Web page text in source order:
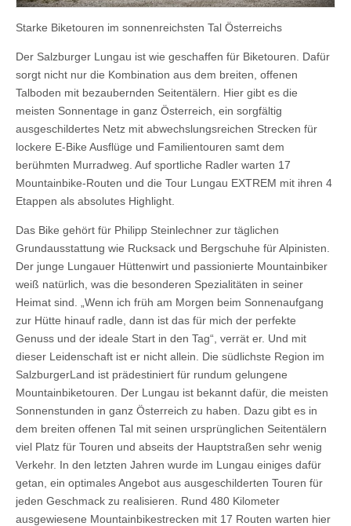
Starke Biketouren im sonnenreichsten Tal Österreichs
Der Salzburger Lungau ist wie geschaffen für Biketouren. Dafür
sorgt nicht nur die Kombination aus dem breiten, offenen
Talboden mit bezaubernden Seitentälern. Hier gibt es die
meisten Sonnentage in ganz Österreich, ein sorgfältig
ausgeschildertes Netz mit abwechslungsreichen Strecken für
lockere E-Bike Ausflüge und Familientouren samt dem
berühmten Murradweg. Auf sportliche Radler warten 17
Mountainbike-Routen und die Tour Lungau EXTREM mit ihren 4
Etappen als absolutes Highlight.
Das Bike gehört für Philipp Steinlechner zur täglichen
Grundausstattung wie Rucksack und Bergschuhe für Alpinisten.
Der junge Lungauer Hüttenwirt und passionierte Mountainbiker
weiß natürlich, was die besonderen Spezialitäten in seiner
Heimat sind. „Wenn ich früh am Morgen beim Sonnenaufgang
zur Hütte hinauf radle, dann ist das für mich der perfekte
Genuss und der ideale Start in den Tag“, verrät er. Und mit
dieser Leidenschaft ist er nicht allein. Die südlichste Region im
SalzburgerLand ist prädestiniert für rundum gelungene
Mountainbiketouren. Der Lungau ist bekannt dafür, die meisten
Sonnenstunden in ganz Österreich zu haben. Dazu gibt es in
dem breiten offenen Tal mit seinen ursprünglichen Seitentälern
viel Platz für Touren und abseits der Hauptstraßen sehr wenig
Verkehr. In den letzten Jahren wurde im Lungau einiges dafür
getan, ein optimales Angebot aus ausgeschilderten Touren für
jeden Geschmack zu realisieren. Rund 480 Kilometer
ausgewiesene Mountainbikestrecken mit 17 Routen warten hier